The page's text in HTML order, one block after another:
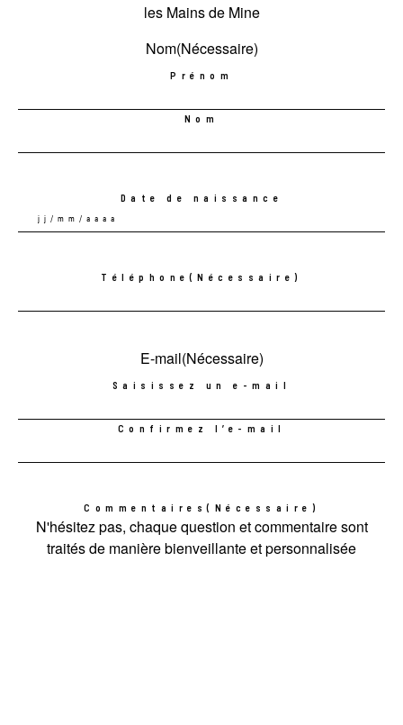
les Mains de Mine
Nom(Nécessaire)
Prénom
Nom
Date de naissance
JJ
AAAA
Téléphone(Nécessaire)
E-mail(Nécessaire)
Saisissez un e-mail
Confirmez l’e-mail
Commentaires(Nécessaire)
N'hésitez pas, chaque question et commentaire sont
traités de manière bienveillante et personnalisée